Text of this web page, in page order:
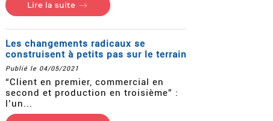
Lire la suite
Les changements radicaux se
construisent à petits pas sur le terrain
Publié le 04/05/2021
“Client en premier, commercial en
second et production en troisième” :
l’un...